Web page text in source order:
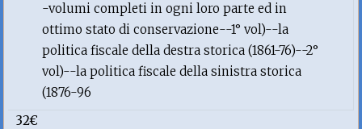
-volumi completi in ogni loro parte ed in
ottimo stato di conservazione--1° vol)--la
politica fiscale della destra storica (1861-76)--2°
vol)--la politica fiscale della sinistra storica
(1876-96
32€